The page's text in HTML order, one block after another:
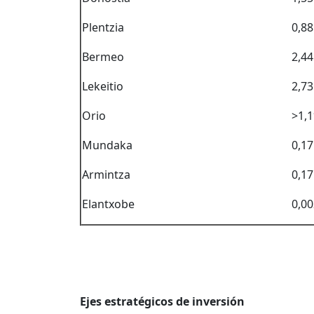
Plentzia
0,88
Bermeo
2,44
Lekeitio
2,73
Orio
Mundaka
0,17
Armintza
0,17
Elantxobe
Ejes estratégicos de inversión